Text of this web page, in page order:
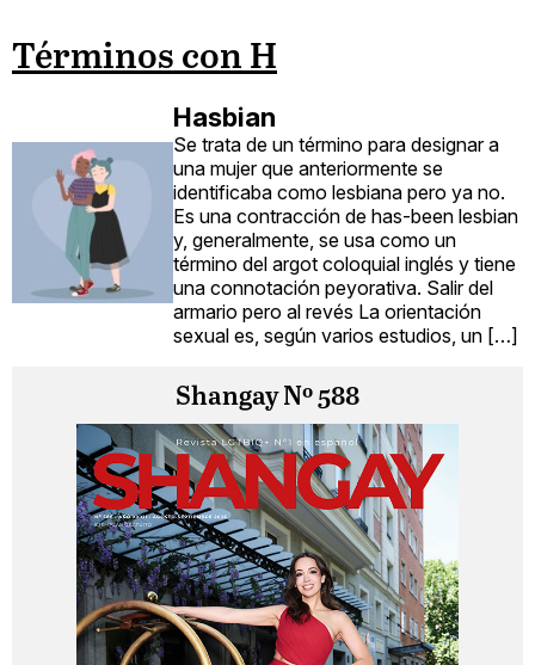
Términos con H
Hasbian
Se trata de un término para designar a
una mujer que anteriormente se
identificaba como lesbiana pero ya no.
Es una contracción de has-been lesbian
y, generalmente, se usa como un
término del argot coloquial inglés y tiene
una connotación peyorativa. Salir del
armario pero al revés La orientación
sexual es, según varios estudios, un […]
Shangay Nº 588